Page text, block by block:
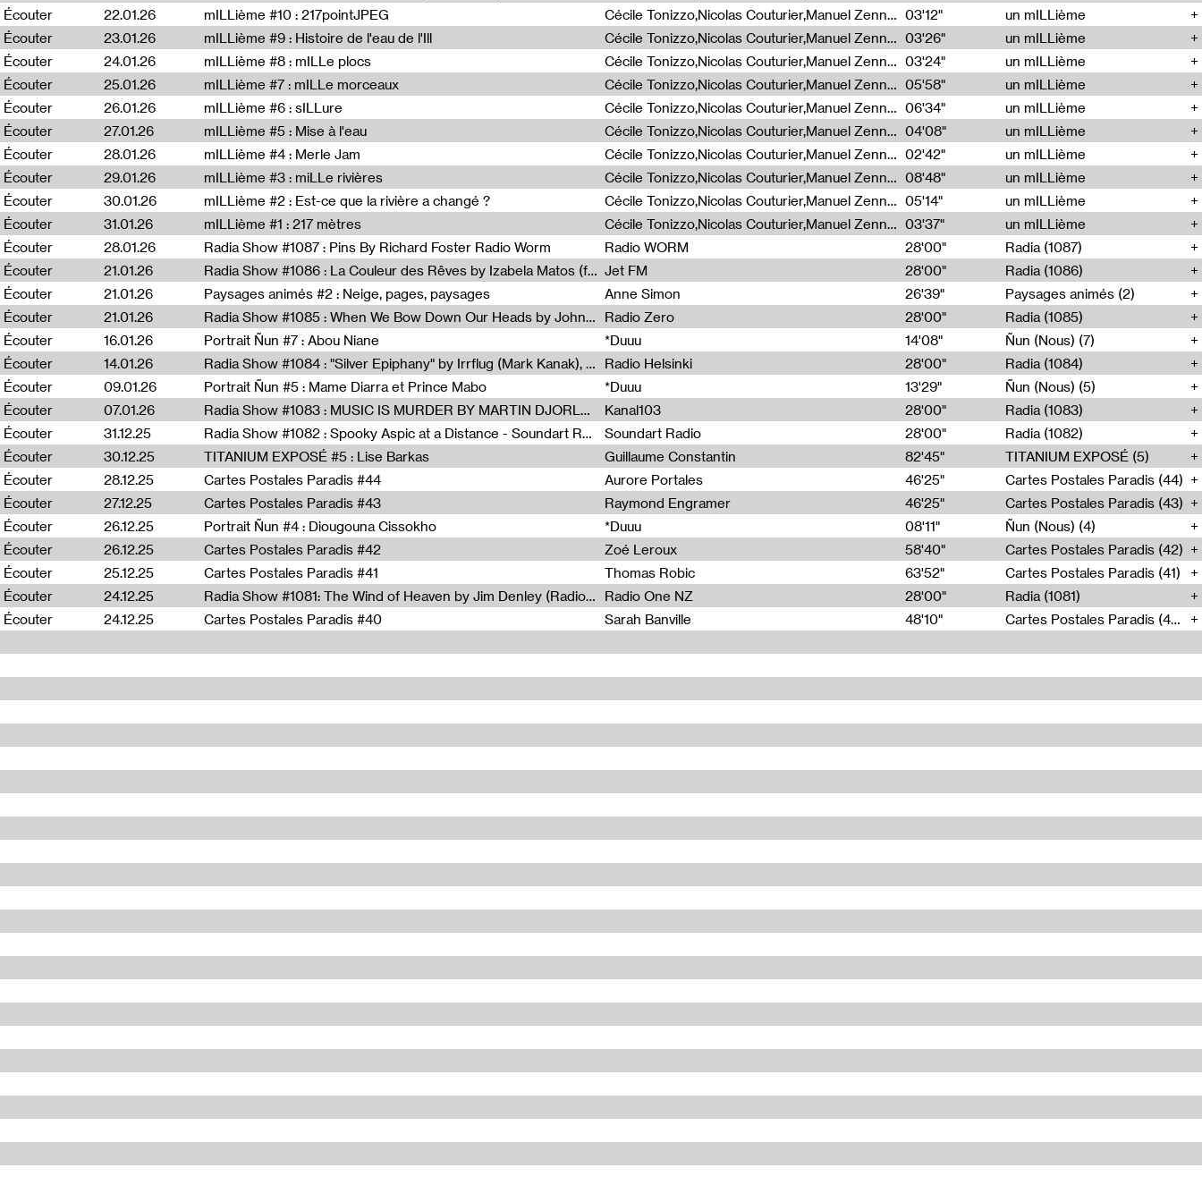
Écouter
22.01.26 mILLième #10 : 217pointJPEG Cécile Tonizzo,Nicolas Couturier,Manuel Zenner,Aquila Lescene,Curtis Coco,Cyril Magnier 03'12"
un mILLième
Écouter
23.01.26 mILLième #9 : Histoire de l'eau de l'Ill Cécile Tonizzo,Nicolas Couturier,Manuel Zenner,Aquila Lescene,Curtis Coco,Cyril Magnier 03'26"
un mILLième
Écouter
24.01.26 mILLième #8 : mILLe plocs Cécile Tonizzo,Nicolas Couturier,Manuel Zenner,Aquila Lescene,Curtis Coco,Cyril Magnier 03'24"
un mILLième
Écouter
25.01.26 mILLième #7 : mILLe morceaux Cécile Tonizzo,Nicolas Couturier,Manuel Zenner,Aquila Lescene,Curtis Coco,Cyril Magnier 05'58"
un mILLième
Écouter
26.01.26 mILLième #6 : sILLure Cécile Tonizzo,Nicolas Couturier,Manuel Zenner,Aquila Lescene,Curtis Coco,Cyril Magnier 06'34"
un mILLième
Écouter
27.01.26 mILLième #5 : Mise à l'eau Cécile Tonizzo,Nicolas Couturier,Manuel Zenner,Aquila Lescene,Curtis Coco,Cyril Magnier 04'08"
un mILLième
Écouter
28.01.26 mILLième #4 : Merle Jam Cécile Tonizzo,Nicolas Couturier,Manuel Zenner,Aquila Lescene,Curtis Coco,Cyril Magnier 02'42"
un mILLième
Écouter
29.01.26 mILLième #3 : miLLe rivières Cécile Tonizzo,Nicolas Couturier,Manuel Zenner,Aquila Lescene,Curtis Coco,Cyril Magnier 08'48"
un mILLième
Écouter
30.01.26 mILLième #2 : Est-ce que la rivière a changé ? Cécile Tonizzo,Nicolas Couturier,Manuel Zenner,Aquila Lescene,Curtis Coco,Cyril Magnier 05'14"
un mILLième
Écouter
31.01.26 mILLième #1 : 217 mètres Cécile Tonizzo,Nicolas Couturier,Manuel Zenner,Aquila Lescene,Curtis Coco,Cyril Magnier 03'37"
un mILLième
Écouter
28.01.26 Radia Show #1087 : Pins By Richard Foster Radio Worm Radio WORM 28'00"
Radia (1087)
Écouter
21.01.26 Radia Show #1086 : La Couleur des Rêves by Izabela Matos (for Jet FM) Jet FM 28'00"
Radia (1086)
Écouter
21.01.26 Paysages animés #2 : Neige, pages, paysages Anne Simon 26'39"
Paysages animés (2)
Écouter
21.01.26 Radia Show #1085 : When We Bow Down Our Heads by John Roach (Radia edit, Rádio Zero) Radio Zero 28'00"
Radia (1085)
Écouter
16.01.26 Portrait Ñun #7 : Abou Niane *Duuu 14'08"
Ñun (Nous) (7)
Écouter
14.01.26 Radia Show #1084 : "Silver Epiphany" by Irrflug (Mark Kanak), featuring Jarboe and Blixa Bargeld (for Radio Helsinki) Radio Helsinki 28'00"
Radia (1084)
Écouter
09.01.26 Portrait Ñun #5 : Mame Diarra et Prince Mabo *Duuu 13'29"
Ñun (Nous) (5)
Écouter
07.01.26 Radia Show #1083 : MUSIC IS MURDER BY MARTIN DJORLEV (KANAL103) Kanal103 28'00"
Radia (1083)
Écouter
31.12.25 Radia Show #1082 : Spooky Aspic at a Distance - Soundart Radio Soundart Radio 28'00"
Radia (1082)
Écouter
30.12.25 TITANIUM EXPOSÉ #5 : Lise Barkas Guillaume Constantin 82'45"
TITANIUM EXPOSÉ (5)
Écouter
28.12.25 Cartes Postales Paradis #44 Aurore Portales 46'25"
Cartes Postales Paradis (44)
Écouter
27.12.25 Cartes Postales Paradis #43 Raymond Engramer 46'25"
Cartes Postales Paradis (43)
Écouter
26.12.25 Portrait Ñun #4 : Diougouna Cissokho *Duuu 08'11"
Ñun (Nous) (4)
Écouter
26.12.25 Cartes Postales Paradis #42 Zoé Leroux 58'40"
Cartes Postales Paradis (42)
Écouter
25.12.25 Cartes Postales Paradis #41 Thomas Robic 63'52"
Cartes Postales Paradis (41)
Écouter
24.12.25 Radia Show #1081: The Wind of Heaven by Jim Denley (Radio One 91 FM) Radio One NZ 28'00"
Radia (1081)
Écouter
24.12.25 Cartes Postales Paradis #40 Sarah Banville 48'10" Cartes Postales Paradis (40)